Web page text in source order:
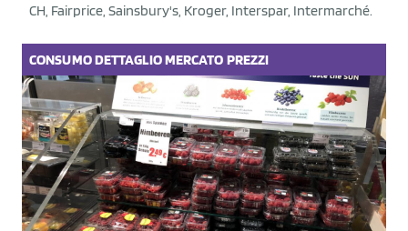
CH, Fairprice, Sainsbury's, Kroger, Interspar, Intermarché.
CONSUMODETTAGLIOMERCATO PREZZI